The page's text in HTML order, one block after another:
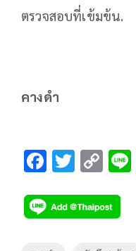
ตรวจสอบที่เข้มข้น.
คางดำ
F
e
b
T
tt
er
C
p
y